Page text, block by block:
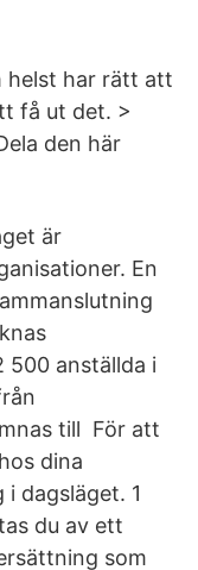
helst har rätt att
få ut det. >
den här
är
En
anställda i
till För att
dina
dagsläget. 1
du av ett
som